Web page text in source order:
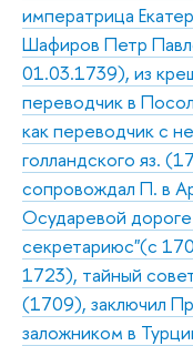
императрица
Шафиров Петр
01.03.1739), из
переводчик в
как переводчик с
голландского яз.
сопровождал П. в
Осударевой
секретариюс"(с
1723), тайный
(1709), заключил
заложником в